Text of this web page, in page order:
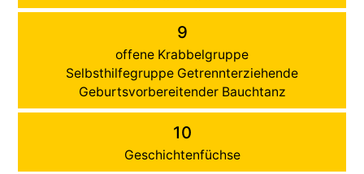
9
offene Krabbelgruppe
Selbsthilfegruppe Getrennterziehende
Geburtsvorbereitender Bauchtanz
10
Geschichtenfüchse